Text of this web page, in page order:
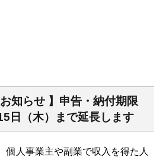
知らせ 】申告・納付期限
日（木）まで延長します
個人事業主や副業で収入を得た人